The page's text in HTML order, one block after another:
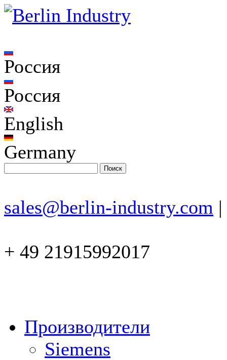
Россия
Россия
English
Germany
sales@berlin-industry.com |
+ 49 21915992017
Производители
Siemens